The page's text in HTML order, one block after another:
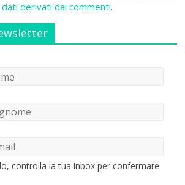
derivati dai commenti.
controlla la tua inbox per confermare